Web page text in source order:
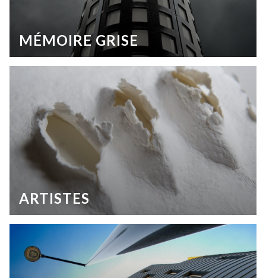
MÉMOIRE GRISE
ARTISTES